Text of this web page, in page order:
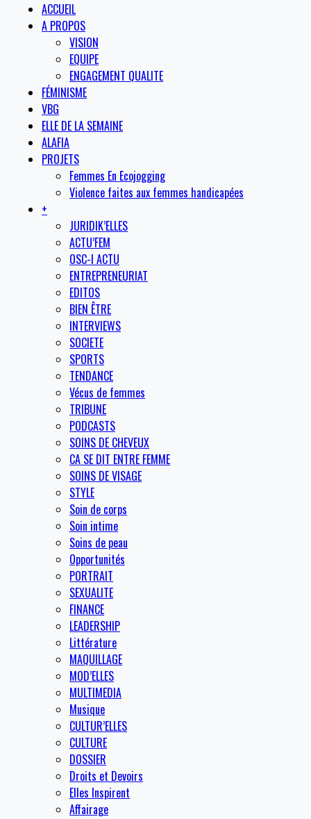
ACCUEIL
A PROPOS
VISION
EQUIPE
ENGAGEMENT QUALITE
FÉMINISME
VBG
ELLE DE LA SEMAINE
ALAFIA
PROJETS
Femmes En Ecojogging
Violence faites aux femmes handicapées
+
JURIDIK’ELLES
ACTU’FEM
OSC-I ACTU
ENTREPRENEURIAT
EDITOS
BIEN ÊTRE
INTERVIEWS
SOCIETE
SPORTS
TENDANCE
Vécus de femmes
TRIBUNE
PODCASTS
SOINS DE CHEVEUX
CA SE DIT ENTRE FEMME
SOINS DE VISAGE
STYLE
Soin de corps
Soin intime
Soins de peau
Opportunités
PORTRAIT
SEXUALITE
FINANCE
LEADERSHIP
Littérature
MAQUILLAGE
MOD’ELLES
MULTIMEDIA
Musique
CULTUR’ELLES
CULTURE
DOSSIER
Droits et Devoirs
Elles Inspirent
Affairage